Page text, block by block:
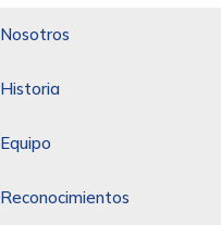
Nosotros
Historia
Equipo
Reconocimientos